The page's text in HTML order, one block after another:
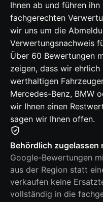
Ihnen ab und führen
fachgerechten
wir uns um die
Verwertungsnachweis
Über 60 Bewertungen
zeigen, dass wir
werthaltigen
Mercedes-Benz, BMW
wir Ihnen einen
sagen wir Ihnen offen.
Behördlich zugelassen
Google-Bewertungen
aus der Region statt
verkaufen keine
vollständig in die